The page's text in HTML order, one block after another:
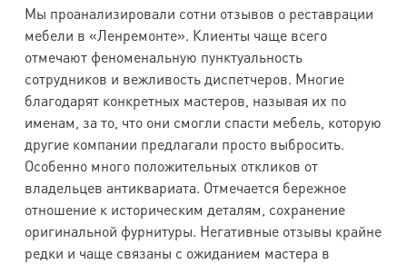
Мы проанализировали сотни отзывов о реставрации
мебели в «Ленремонте». Клиенты чаще всего
отмечают феноменальную пунктуальность
сотрудников и вежливость диспетчеров. Многие
благодарят конкретных мастеров, называя их по
именам, за то, что они смогли спасти мебель, которую
другие компании предлагали просто выбросить.
Особенно много положительных откликов от
владельцев антиквариата. Отмечается бережное
отношение к историческим деталям, сохранение
оригинальной фурнитуры. Негативные отзывы крайне
редки и чаще связаны с ожиданием мастера в